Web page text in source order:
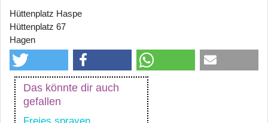
Hüttenplatz Haspe
Hüttenplatz 67
Hagen
Das könnte dir auch
gefallen
Freies sprayen